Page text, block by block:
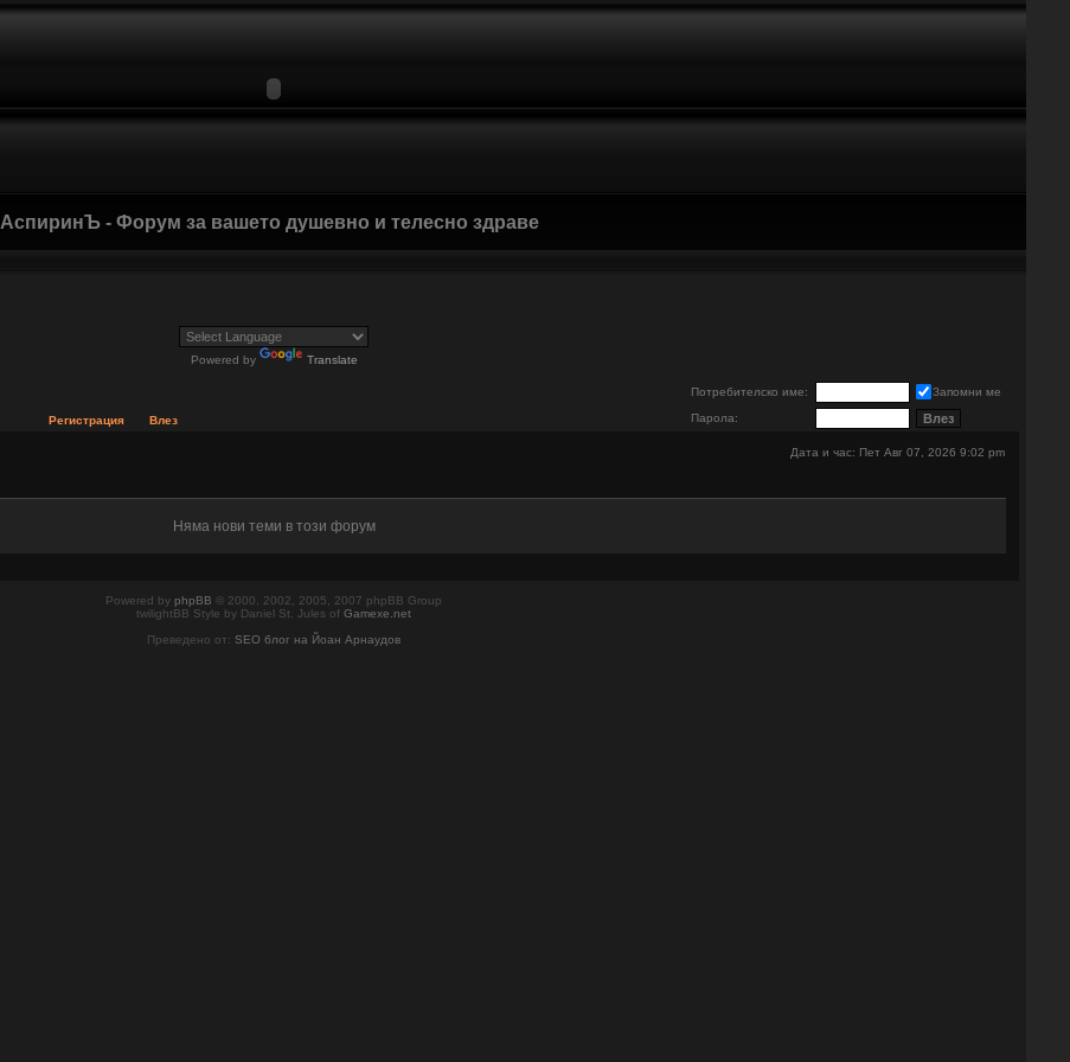
АспиринЪ - Форум за вашето душевно и телесно здраве
Powered by Translate
Потребителско име:
Запомни ме
Парола:
Регистрация
Влез
Дата и час: Пет Авг 07, 2026 9:02 pm
Няма нови теми в този форум
Powered by phpBB © 2000, 2002, 2005, 2007 phpBB Group
twilightBB Style by Daniel St. Jules of Gamexe.net
Преведено от: SEO блог на Йоан Арнаудов